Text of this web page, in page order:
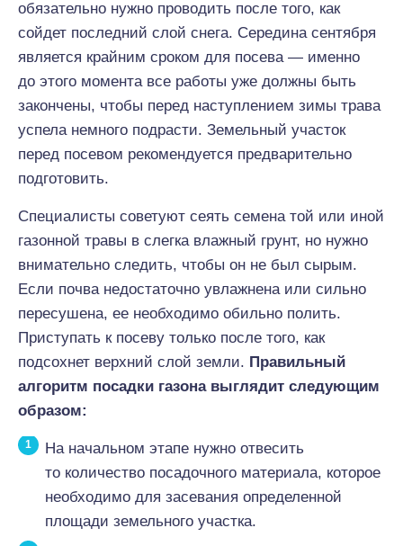
обязательно нужно проводить после того, как
сойдет последний слой снега. Середина сентября
является крайним сроком для посева — именно
до этого момента все работы уже должны быть
закончены, чтобы перед наступлением зимы трава
успела немного подрасти. Земельный участок
перед посевом рекомендуется предварительно
подготовить.
Специалисты советуют сеять семена той или иной
газонной травы в слегка влажный грунт, но нужно
внимательно следить, чтобы он не был сырым.
Если почва недостаточно увлажнена или сильно
пересушена, ее необходимо обильно полить.
Приступать к посеву только после того, как
подсохнет верхний слой земли. Правильный
алгоритм посадки газона выглядит следующим
образом:
На начальном этапе нужно отвесить
то количество посадочного материала, которое
необходимо для засевания определенной
площади земельного участка.